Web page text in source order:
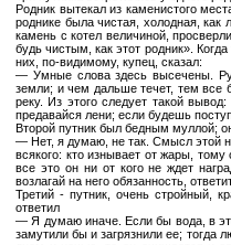
Родник вытекал из каменистого
роднике была чистая, холодная, как
камень с котел величиной,
будь чистым, как этот родник».
них, по-видимому, купец, сказал:
— Умные слова здесь высечены.
земли; и чем дальше течет, тем все
реку. Из этого следует такой
предавайся лени; если будешь
Второй путник был бедным муллой;
— Нет, я думаю, не так. Смысл этой
всякого: кто изнывает от жары,
все это он ни от кого не ждет
возлагай на него обязанность,
Третий - путник, очень стройный,
ответил
— Я думаю иначе. Если бы вода, в
замутили бы и загрязнили ее; тогда